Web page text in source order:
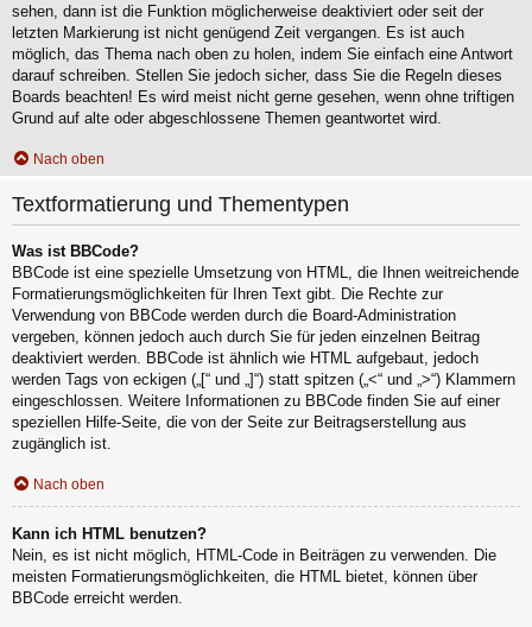
sehen, dann ist die Funktion möglicherweise deaktiviert oder seit der
letzten Markierung ist nicht genügend Zeit vergangen. Es ist auch
möglich, das Thema nach oben zu holen, indem Sie einfach eine Antwort
darauf schreiben. Stellen Sie jedoch sicher, dass Sie die Regeln dieses
Boards beachten! Es wird meist nicht gerne gesehen, wenn ohne triftigen
Grund auf alte oder abgeschlossene Themen geantwortet wird.
Nach oben
Textformatierung und Thementypen
Was ist BBCode?
BBCode ist eine spezielle Umsetzung von HTML, die Ihnen weitreichende
Formatierungsmöglichkeiten für Ihren Text gibt. Die Rechte zur
Verwendung von BBCode werden durch die Board-Administration
vergeben, können jedoch auch durch Sie für jeden einzelnen Beitrag
deaktiviert werden. BBCode ist ähnlich wie HTML aufgebaut, jedoch
werden Tags von eckigen („[“ und „]“) statt spitzen („<“ und „>“) Klammern
eingeschlossen. Weitere Informationen zu BBCode finden Sie auf einer
speziellen Hilfe-Seite, die von der Seite zur Beitragserstellung aus
zugänglich ist.
Nach oben
Kann ich HTML benutzen?
Nein, es ist nicht möglich, HTML-Code in Beiträgen zu verwenden. Die
meisten Formatierungsmöglichkeiten, die HTML bietet, können über
BBCode erreicht werden.